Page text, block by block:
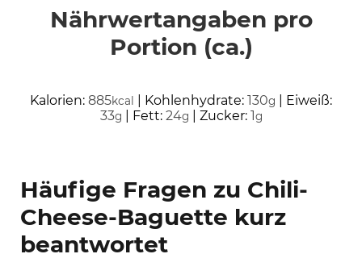
Nährwertangaben pro
Portion (ca.)
Kalorien: 885kcal Kohlenhydrate: 130g
Eiweiß:
33g Fett: 24g Zucker: 1g
Häufige Fragen zu Chili-
Cheese-Baguette kurz
beantwortet